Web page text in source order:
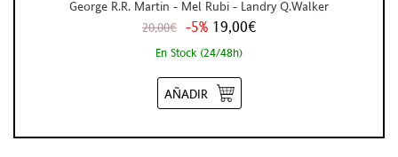
George R.R. Martin - Mel Rubi - Landry Q.Walker
20,00€ -5% 19,00€
En Stock (24/48h)
AÑADIR